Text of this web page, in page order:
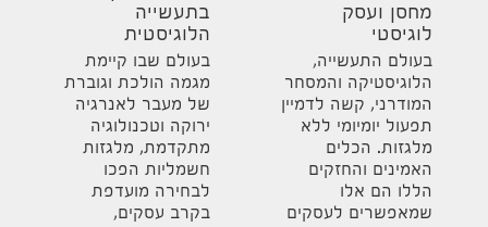
מחסן ועסק
לוגיסטי
בעולם התעשייה,
הלוגיסטיקה והמסחר
המודרני, קשה לדמיין
תפעול יומיומי ללא
מלגזות. הכלים
האמינים והחזקים
הללו הם אלו
שמאפשרים לעסקים
בתעשייה
הלוגיסטית
בעולם שבו קיימת
מגמה הולכת וגוברת
של מעבר לאנרגיה
ירוקה וטכנולוגיה
מתקדמת, מלגזות
חשמליות הפכו
לבחירה מועדפת
בקרב עסקים,